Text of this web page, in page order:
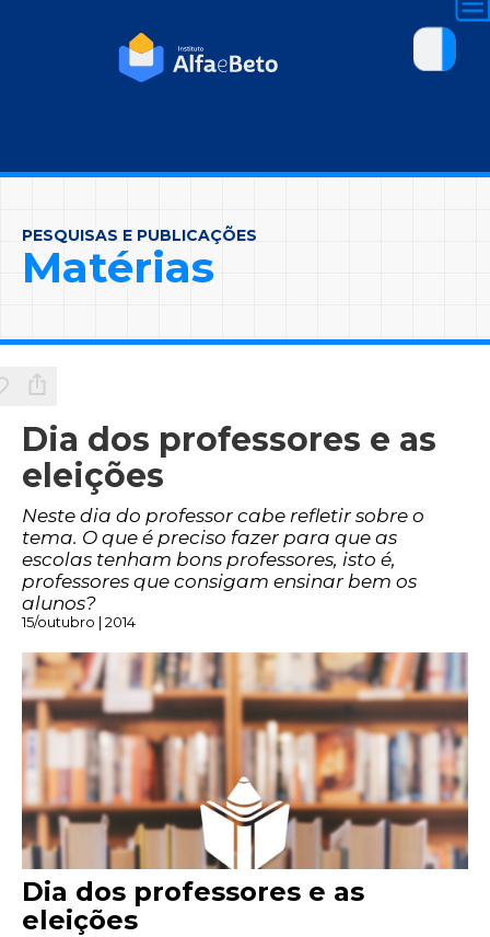
PESQUISAS E PUBLICAÇÕES
Matérias
Dia dos professores e as
eleições
Neste dia do professor cabe refletir sobre o
tema. O que é preciso fazer para que as
escolas tenham bons professores, isto é,
professores que consigam ensinar bem os
alunos?
15/outubro | 2014
Dia dos professores e as
eleições